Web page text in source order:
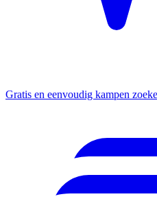
Gratis en eenvoudig kampen